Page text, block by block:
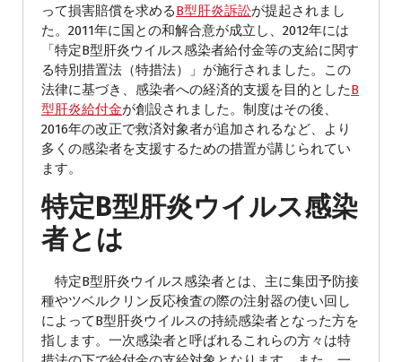
って損害賠償を求めるB型肝炎訴訟が提起されまし
た。2011年に国との和解合意が成立し、2012年には
「特定B型肝炎ウイルス感染者給付金等の支給に関す
る特別措置法（特措法）」が施行されました。この
法律に基づき、感染者への経済的支援を目的としたB
型肝炎給付金が創設されました。制度はその後、
2016年の改正で救済対象者が追加されるなど、より
多くの感染者を支援するための措置が講じられてい
ます。
特定B型肝炎ウイルス感染
者とは
特定B型肝炎ウイルス感染者とは、主に集団予防接
種やツベルクリン反応検査の際の注射器の使い回し
によってB型肝炎ウイルスの持続感染者となった方を
指します。一次感染者と呼ばれるこれらの方々は特